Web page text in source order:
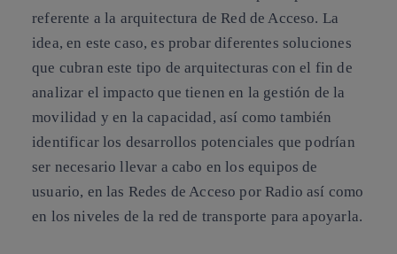
referente a la arquitectura de Red de Acceso. La
idea, en este caso, es probar diferentes soluciones
que cubran este tipo de arquitecturas con el fin de
analizar el impacto que tienen en la gestión de la
movilidad y en la capacidad, así como también
identificar los desarrollos potenciales que podrían
ser necesario llevar a cabo en los equipos de
usuario, en las Redes de Acceso por Radio así como
en los niveles de la red de transporte para apoyarla.